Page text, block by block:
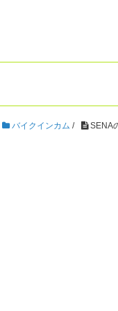
バイクインカム / SENA